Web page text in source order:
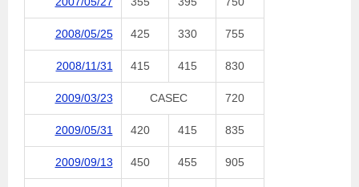
2008/05/25 425 330 755
2008/11/31 415 415 830
2009/03/23 CASEC 720
2009/05/31 420 415 835
2009/09/13 450 455 905